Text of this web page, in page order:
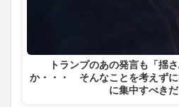
トランプのあの発言も「揺
か・・・ そんなことを考えずに
に集中すべき